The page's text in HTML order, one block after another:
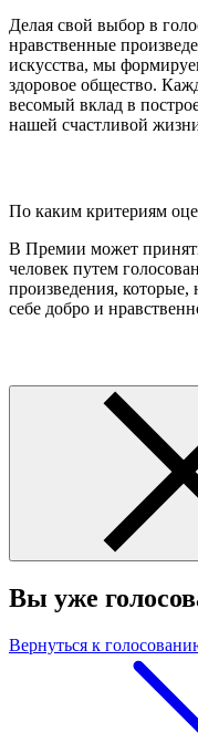
Делая свой выбор в
нравственные
искусства, мы
здоровое общество.
весомый вклад в
нашей счастливой
По каким критериям
В Премии может
человек путем
произведения, которые,
себе добро и
Вы уже
Вернуться к